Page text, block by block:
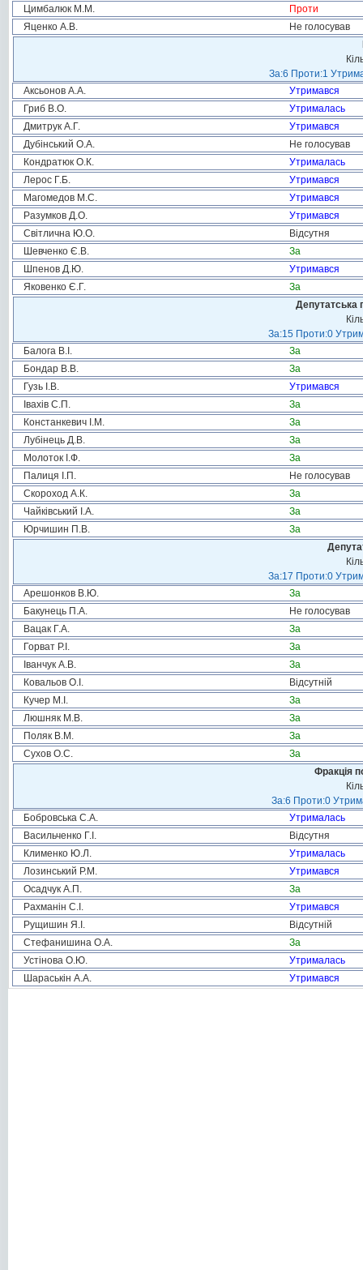
Цимбалюк М.М.
Проти
Яценко А.В.
Не голосував
За:6 Проти:1
Аксьонов А.А.
Утримався
Гриб В.О.
Утрималась
Дмитрук А.Г.
Утримався
Дубінський О.А.
Не голосував
Кондратюк О.К.
Утрималась
Лерос Г.Б.
Утримався
Магомедов М.С.
Утримався
Разумков Д.О.
Утримався
Світлична Ю.О.
Відсутня
Шевченко Є.В.
За
Шпенов Д.Ю.
Утримався
Яковенко Є.Г.
За
Депутатська
За:15 Проти:0
Балога В.І.
За
Бондар В.В.
За
Гузь І.В.
Утримався
Івахів С.П.
За
Констанкевич І.М.
За
Лубінець Д.В.
За
Молоток І.Ф.
За
Палиця І.П.
Не голосував
Скороход А.К.
За
Чайківський І.А.
За
Юрчишин П.В.
За
За:17 Проти:0
Арешонков В.Ю.
За
Бакунець П.А.
Не голосував
Вацак Г.А.
За
Горват Р.І.
За
Іванчук А.В.
За
Ковальов О.І.
Відсутній
Кучер М.І.
За
Люшняк М.В.
За
Поляк В.М.
За
Сухов О.С.
За
Фракція
За:6 Проти:0
Бобровська С.А.
Утрималась
Васильченко Г.І.
Відсутня
Клименко Ю.Л.
Утрималась
Лозинський Р.М.
Утримався
Осадчук А.П.
За
Рахманін С.І.
Утримався
Рущишин Я.І.
Відсутній
Стефанишина О.А.
За
Устінова О.Ю.
Утрималась
Шараськін А.А.
Утримався